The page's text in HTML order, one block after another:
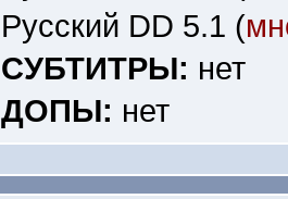
Русский DD 5.1 (
СУБТИТРЫ: нет
ДОПЫ: нет